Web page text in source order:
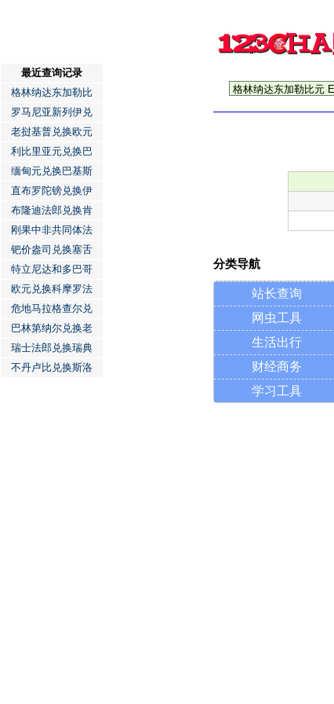
最近查询记录
格林纳达东加勒比
罗马尼亚新列伊兑
老挝基普兑换欧元
利比里亚元兑换巴
缅甸元兑换巴基斯
直布罗陀镑兑换伊
布隆迪法郎兑换肯
刚果中非共同体法
钯价盎司兑换塞舌
特立尼达和多巴哥
欧元兑换科摩罗法
危地马拉格查尔兑
巴林第纳尔兑换老
瑞士法郎兑换瑞典
不丹卢比兑换斯洛
分类导航
站长查询
网虫工具
生活出行
财经商务
学习工具